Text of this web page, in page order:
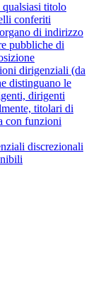
titolo
conferiti
di indirizzo
pubbliche di
dirigenziali (da
distinguano le
dirigenti
titolari di
con funzioni
discrezionali